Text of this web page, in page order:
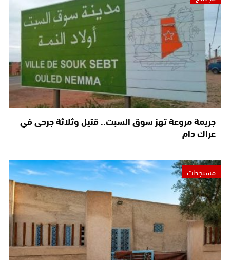
جريمة مروعة تهز سوق السبت.. قتيل وثلاثة جرحى في
عراك دام
مستجدات